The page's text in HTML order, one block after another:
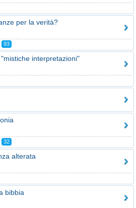
per la verità?
93
interpretazioni"
32
alterata
bibbia